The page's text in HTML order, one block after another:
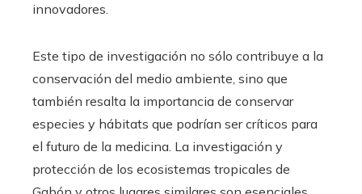
innovadores.
Este tipo de investigación no sólo contribuye a la
conservación del medio ambiente, sino que
también resalta la importancia de conservar
especies y hábitats que podrían ser críticos para
el futuro de la medicina. La investigación y
protección de los ecosistemas tropicales de